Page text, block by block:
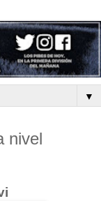
▼
nivel